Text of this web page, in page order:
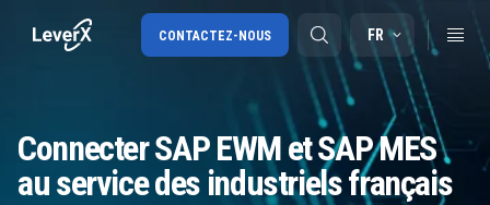
SAP S/4HANA migration
SAP Ariba
FR
CONTACTEZ-NOUS
Connecter SAP EWM et SAP MES
au service des industriels français